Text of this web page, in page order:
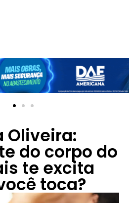
Oliveira:
do corpo do
te excita
toca?